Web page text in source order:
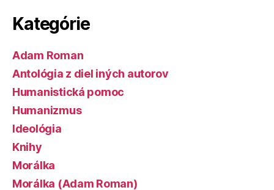
Kategórie
Adam Roman
Antológia z diel iných autorov
Humanistická pomoc
Humanizmus
Ideológia
Knihy
Morálka
Morálka (Adam Roman)